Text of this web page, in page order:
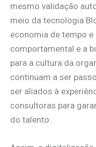
mesmo validação
meio da tecnologia
economia de tempo e
comportamental e a
para a cultura da
continuam a ser
ser aliados à
consultoras para
do talento.